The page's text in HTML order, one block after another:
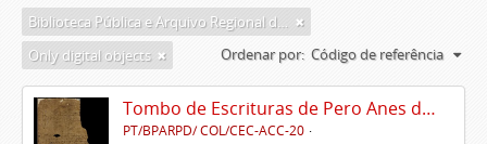
Biblioteca Pública e Arquivo Regional de Ponta Delgada
Only digital objects
Ordenar por: Código de referência
Tombo de Escrituras de Pero Anes do Canto
PT/BPARPD/ COL/CEC-ACC-20